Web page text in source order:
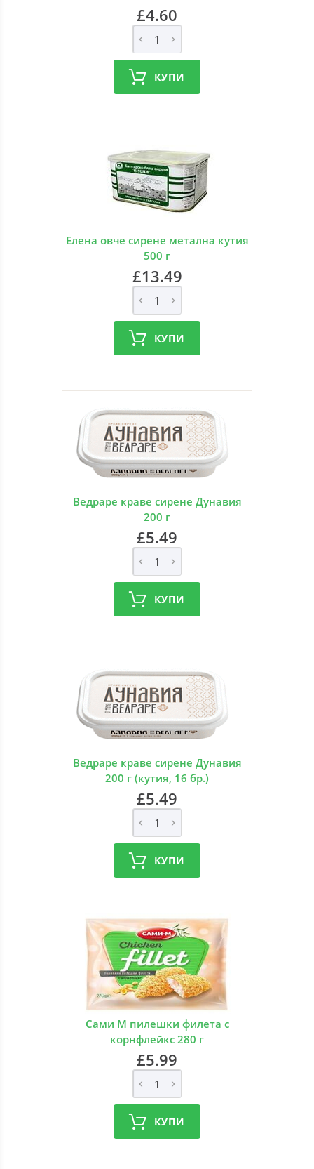
£4.60
КУПИ
Елена овче сирене метална кутия
500 г
£13.49
КУПИ
Ведраре краве сирене Дунавия
200 г
£5.49
КУПИ
Ведраре краве сирене Дунавия
200 г (кутия, 16 бр.)
£5.49
КУПИ
Сами М пилешки филета с
корнфлейкс 280 г
£5.99
КУПИ